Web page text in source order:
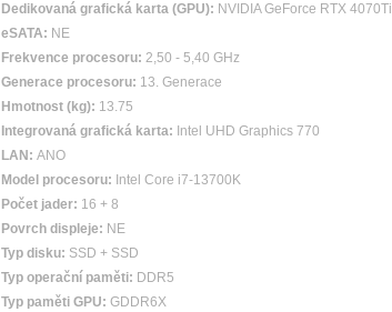
Dedikovaná grafická karta (GPU): NVIDIA GeForce RTX 4070Ti
eSATA: NE
Frekvence procesoru: 2,50 - 5,40 GHz
Generace procesoru: 13. Generace
Hmotnost (kg): 13.75
Integrovaná grafická karta: Intel UHD Graphics 770
LAN: ANO
Model procesoru: Intel Core i7-13700K
Počet jader: 16 + 8
Povrch displeje: NE
Typ disku: SSD + SSD
Typ operační paměti: DDR5
Typ paměti GPU: GDDR6X